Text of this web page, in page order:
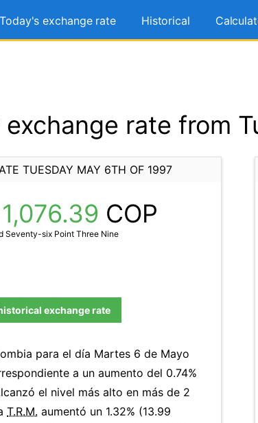
Today's exchange rate Historical
exchange rate from
TUESDAY MAY 6TH OF 1997
1,076.39 COP
Seventy-six Point Three Nine
exchange rate
para el día Martes 6 de Mayo
a un aumento del 0.74%
el nivel más alto en más de 2
T.R.M. aumentó un 1.32% (13.99